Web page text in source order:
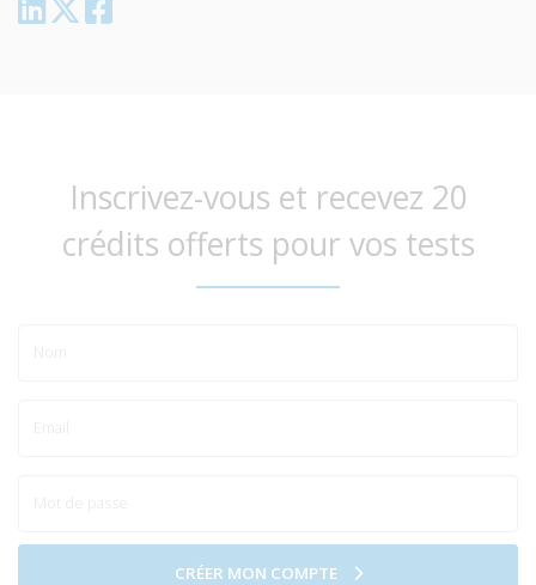
Inscrivez-vous et recevez 20
crédits offerts pour vos tests
CRÉER MON COMPTE